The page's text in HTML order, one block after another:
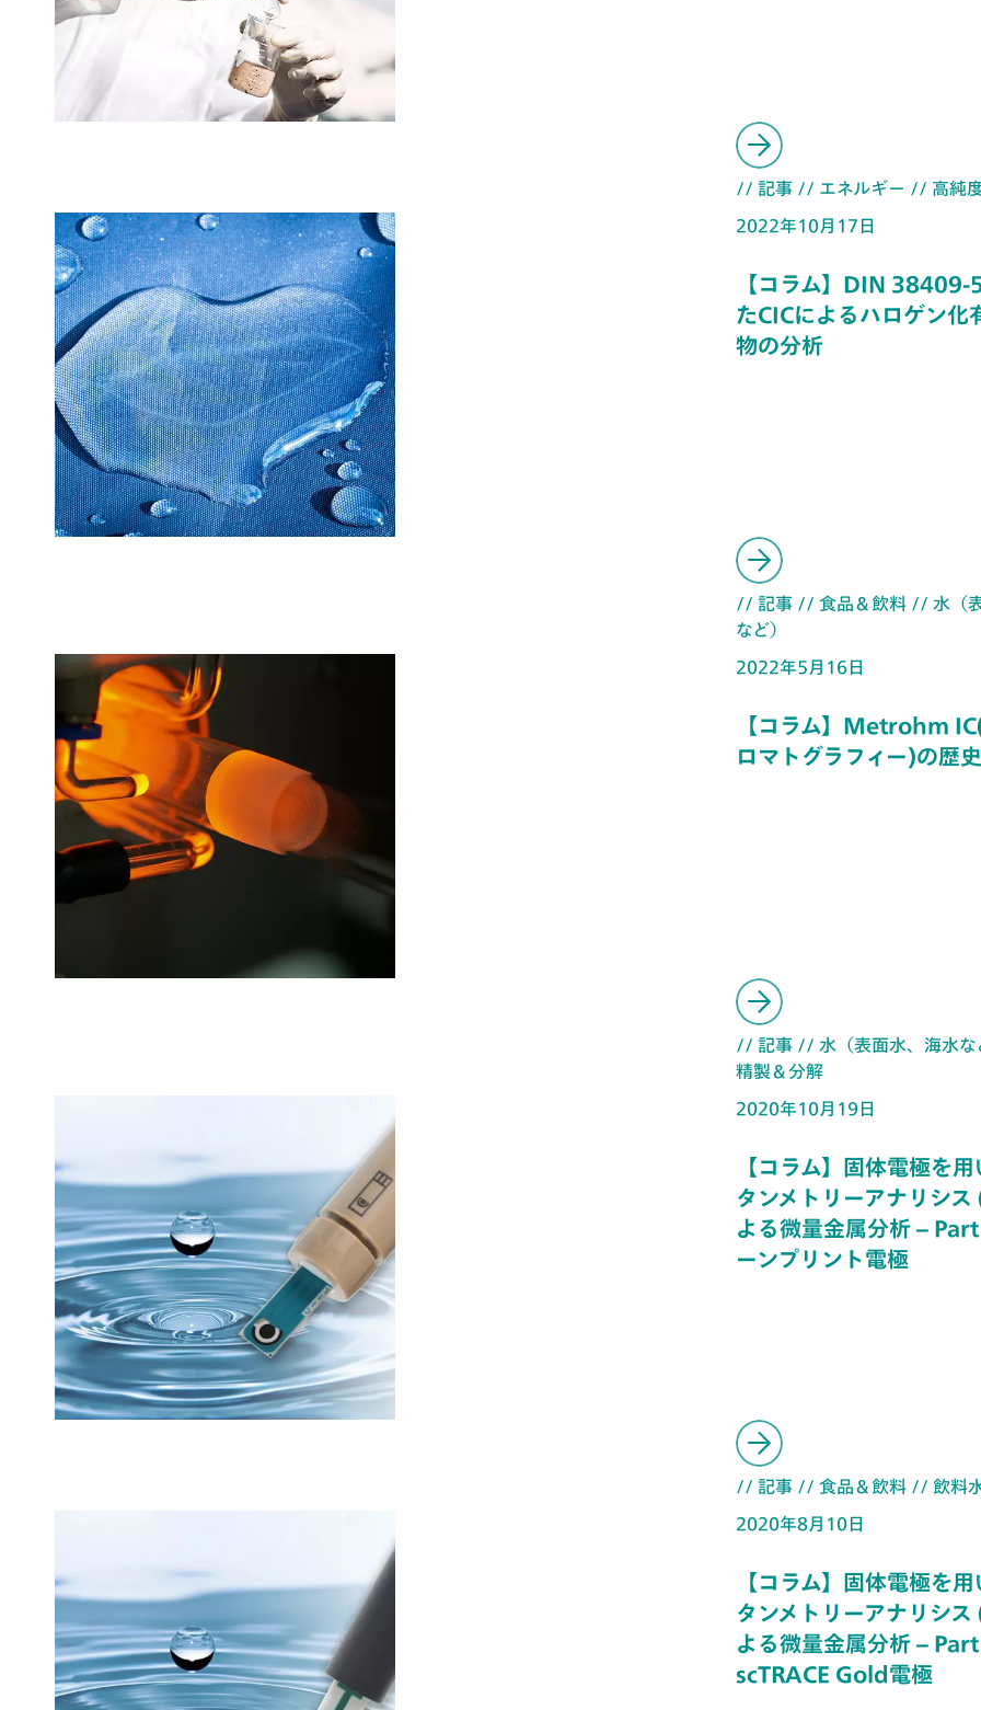
// 記事 // エネルギー // 高純
2022年10月17日
【コラム】DIN 38409-
たCICによるハロゲン化
物の分析
// 記事 // 食品＆飲料 // 水（
など）
2022年5月16日
【コラム】Metrohm
ロマトグラフィー)の歴
// 記事 // 水（表面水、海水な
精製＆分解
2020年10月19日
【コラム】固体電極を
タンメトリーアナリシ
よる微量金属分析 –
ーンプリント電極
// 記事 // 食品＆飲料 // 飲料
2020年8月10日
【コラム】固体電極を
タンメトリーアナリシ
よる微量金属分析 –
scTRACE Gold電極